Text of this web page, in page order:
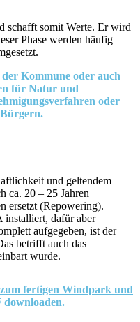
schafft somit Werte. Er wird
Phase werden häufig
Kommune oder auch
für Natur und
oder
und geltendem
ca. 20 – 25 Jahren
ersetzt (Repowering).
dafür aber
aufgegeben, ist der
betrifft auch das
wurde.
fertigen Windpark und
downloaden.